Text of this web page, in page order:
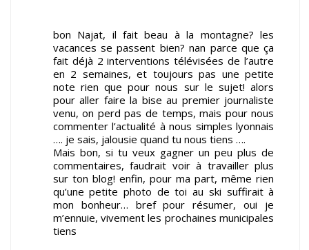
bon Najat, il fait beau à la montagne? les
vacances se passent bien? nan parce que ça
fait déjà 2 interventions télévisées de l’autre
en 2 semaines, et toujours pas une petite
note rien que pour nous sur le sujet! alors
pour aller faire la bise au premier journaliste
venu, on perd pas de temps, mais pour nous
commenter l’actualité à nous simples lyonnais
…. je sais, jalousie quand tu nous tiens ….
Mais bon, si tu veux gagner un peu plus de
commentaires, faudrait voir à travailler plus
sur ton blog! enfin, pour ma part, même rien
qu’une petite photo de toi au ski suffirait à
mon bonheur… bref pour résumer, oui je
m’ennuie, vivement les prochaines municipales
tiens